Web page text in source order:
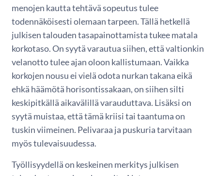
menojen kautta tehtävä sopeutus tulee
todennäköisesti olemaan tarpeen. Tällä hetkellä
julkisen talouden tasapainottamista tukee matala
korkotaso. On syytä varautua siihen, että valtionkin
velanotto tulee ajan oloon kallistumaan. Vaikka
korkojen nousu ei vielä odota nurkan takana eikä
ehkä häämötä horisontissakaan, on siihen silti
keskipitkällä aikavälillä varauduttava. Lisäksi on
syytä muistaa, että tämä kriisi tai taantuma on
tuskin viimeinen. Pelivaraa ja puskuria tarvitaan
myös tulevaisuudessa.
Työllisyydellä on keskeinen merkitys julkisen